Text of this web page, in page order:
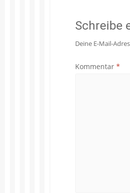
Schreibe
Deine E-Mail-
Kommentar *